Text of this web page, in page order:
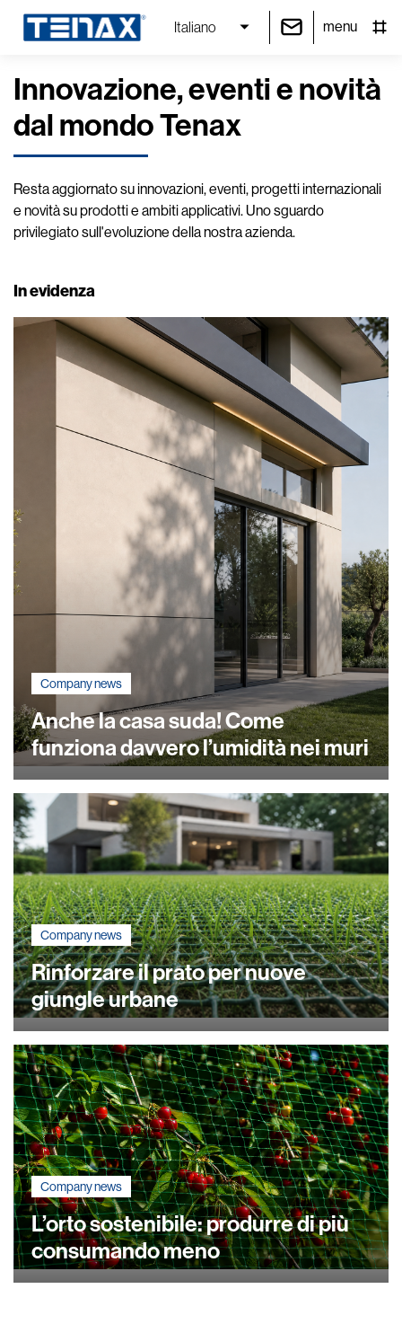
Italiano menu
Innovazione, eventi e novità
dal mondo Tenax
Resta aggiornato su innovazioni, eventi, progetti internazionali
e novità su prodotti e ambiti applicativi. Uno sguardo
privilegiato sull'evoluzione della nostra azienda.
In evidenza
Company news
Anche la casa suda! Come
funziona davvero l’umidità nei muri
Company news
Rinforzare il prato per nuove
giungle urbane
Company news
L’orto sostenibile: produrre di più
consumando meno